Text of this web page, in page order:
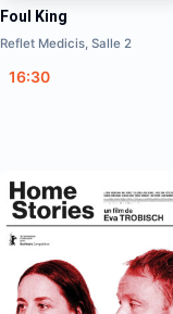
Foul King
Reflet Medicis, Salle 2
16:30